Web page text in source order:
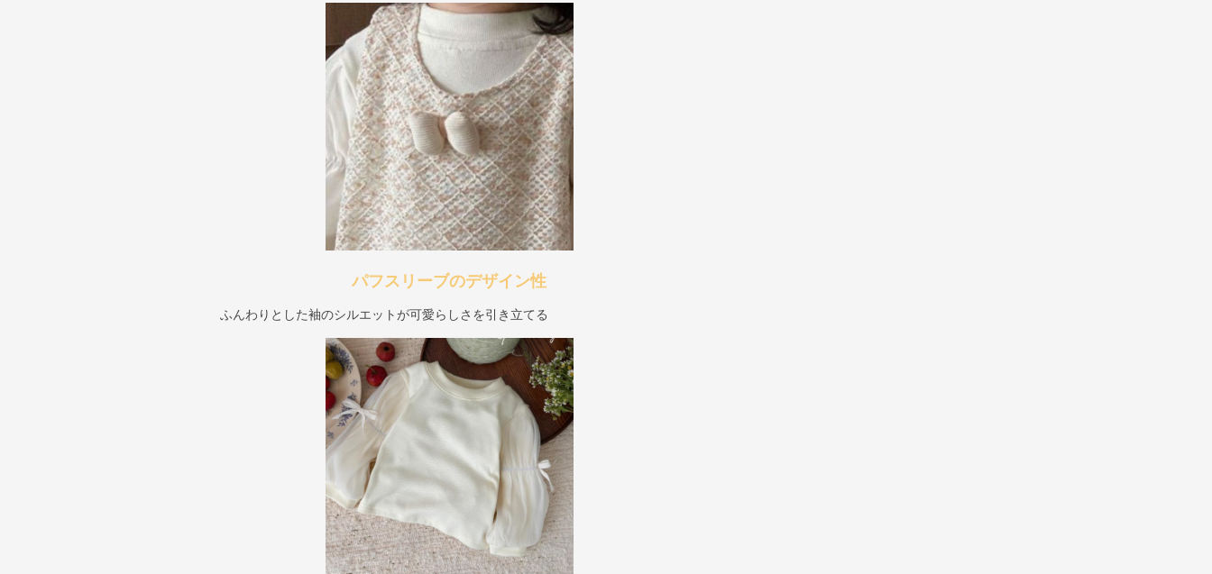
パフスリーブのデザイン性
ふんわりとした袖のシルエットが可愛らしさを引き立てる